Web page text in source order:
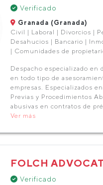
Verificado
Granada (Granada)
Civil | Laboral | Divorcios |
Desahucios | Bancario |
| Comunidades de
Despacho especializado en
en todo tipo de
empresas. Especializados
Previas y Procedimientos
abusivas en contratos de
Ver más
FOLCH
Verificado